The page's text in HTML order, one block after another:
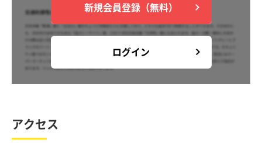
新規会員登録（無料）
ログイン
アクセス